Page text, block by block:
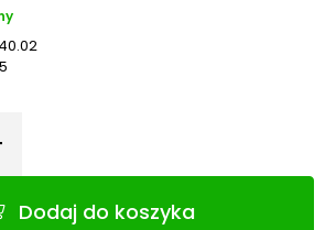
Dodaj do koszyka